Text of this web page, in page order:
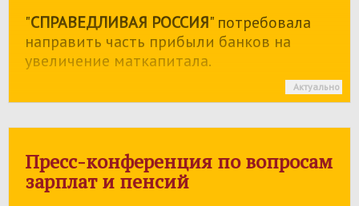
"СПРАВЕДЛИВАЯ РОССИЯ" потребовала
направить часть прибыли банков на
увеличение маткапитала.
Актуально
Пресс-конференция по вопросам
зарплат и пенсий